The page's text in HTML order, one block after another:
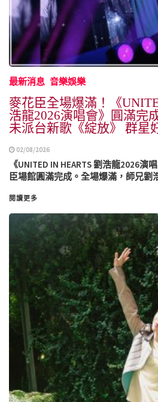
最新消息 音樂娛樂
麥花臣全場爆滿！《
浩龍2026演唱會》圓滿完
未派台新歌《綻放》 群星
02/08/2026
《UNITED IN HEARTS 劉浩龍2026
臣場館圓滿完成。全場爆滿，師兄劉
閱讀更多